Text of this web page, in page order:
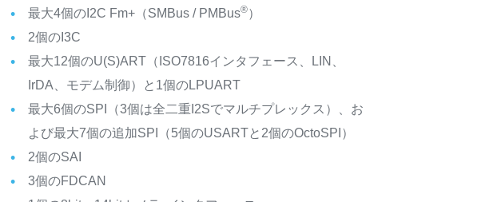
最大4個のI2C Fm+（SMBus / PMBus®）
2個のI3C
最大12個のU(S)ART（ISO7816インタフェース、LIN、
IrDA、モデム制御）と1個のLPUART
最大6個のSPI（3個は全二重I2Sでマルチプレックス）、お
よび最大7個の追加SPI（5個のUSARTと2個のOctoSPI）
2個のSAI
3個のFDCAN